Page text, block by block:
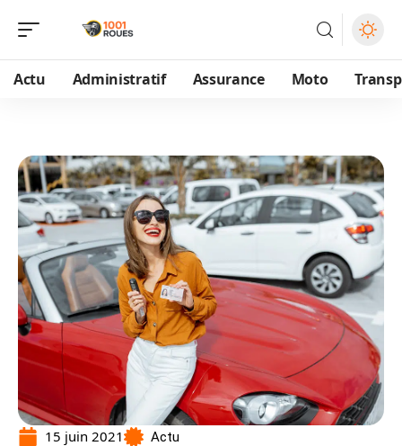
Actu Administratif Assurance Moto
15 juin 2021 Actu